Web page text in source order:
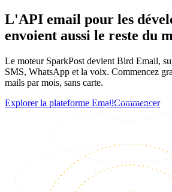
L'API email pour les
envoient aussi le reste du
Le moteur SparkPost devient Bird Email,
SMS, WhatsApp et la voix. Commencez
mails par mois, sans carte.
Explorer la plateforme EmailCommencer